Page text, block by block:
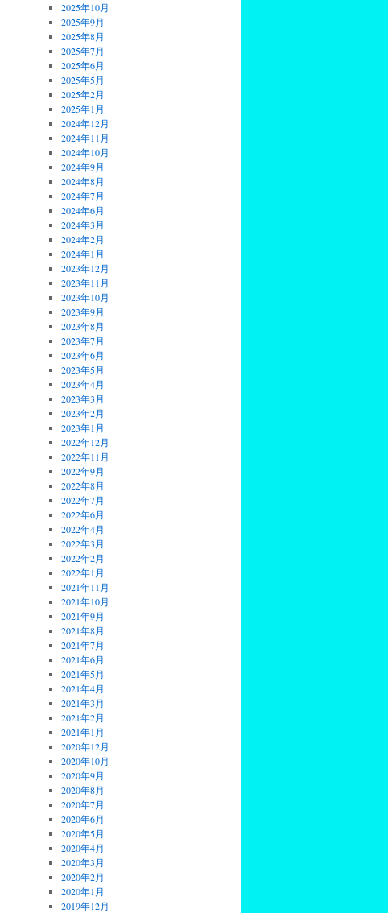
2025年10月
2025年9月
2025年8月
2025年7月
2025年6月
2025年5月
2025年2月
2025年1月
2024年12月
2024年11月
2024年10月
2024年9月
2024年8月
2024年7月
2024年6月
2024年3月
2024年2月
2024年1月
2023年12月
2023年11月
2023年10月
2023年9月
2023年8月
2023年7月
2023年6月
2023年5月
2023年4月
2023年3月
2023年2月
2023年1月
2022年12月
2022年11月
2022年9月
2022年8月
2022年7月
2022年6月
2022年4月
2022年3月
2022年2月
2022年1月
2021年11月
2021年10月
2021年9月
2021年8月
2021年7月
2021年6月
2021年5月
2021年4月
2021年3月
2021年2月
2021年1月
2020年12月
2020年10月
2020年9月
2020年8月
2020年7月
2020年6月
2020年5月
2020年4月
2020年3月
2020年2月
2020年1月
2019年12月